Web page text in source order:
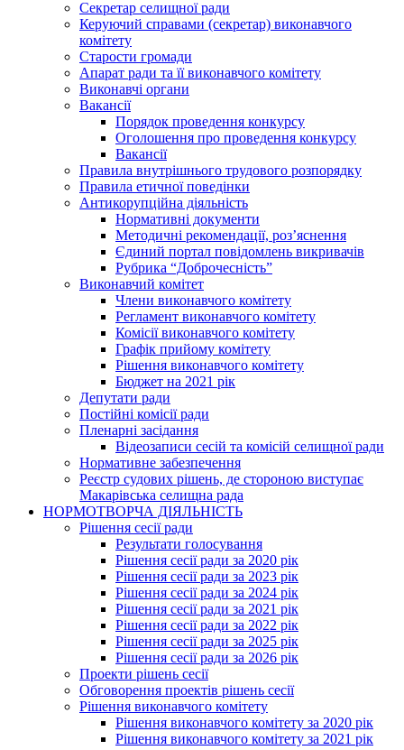
Секретар селищної ради
Керуючий справами (секретар) виконавчого
комітету
Старости громади
Апарат ради та її виконавчого комітету
Виконавчі органи
Вакансії
Порядок проведення конкурсу
Оголошення про проведення конкурсу
Вакансії
Правила внутрішнього трудового розпорядку
Правила етичної поведінки
Антикорупційна діяльність
Нормативні документи
Методичні рекомендації, роз’яснення
Єдиний портал повідомлень викривачів
Рубрика “Доброчесність”
Виконавчий комітет
Члени виконавчого комітету
Регламент виконавчого комітету
Комісії виконавчого комітету
Графік прийому комітету
Рішення виконавчого комітету
Бюджет на 2021 рік
Депутати ради
Постійні комісії ради
Пленарні засідання
Відеозаписи сесій та комісій селищної ради
Нормативне забезпечення
Реєстр судових рішень, де стороною виступає
Макарівська селищна рада
НОРМОТВОРЧА ДІЯЛЬНІСТЬ
Рішення сесії ради
Результати голосування
Рішення сесії ради за 2020 рік
Рішення сесії ради за 2023 рік
Рішення сесії ради за 2024 рік
Рішення сесії ради за 2021 рік
Рішення сесії ради за 2022 рік
Рішення сесії ради за 2025 рік
Рішення сесії ради за 2026 рік
Проекти рішень сесії
Обговорення проектів рішень сесії
Рішення виконавчого комітету
Рішення виконавчого комітету за 2020 рік
Рішення виконавчого комітету за 2021 рік